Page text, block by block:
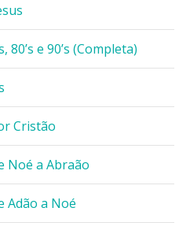
80’s e 90’s (Completa)
Cristão
Noé a Abraão
Adão a Noé